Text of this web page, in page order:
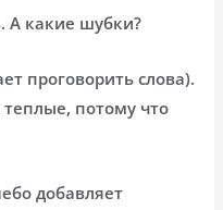
А какие шубки?
проговорить слова).
потому что
добавляет